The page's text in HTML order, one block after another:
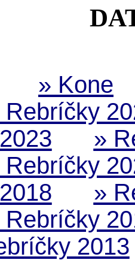
» Kone
Rebríčky
»
Rebríčky
»
Rebríčky
2013